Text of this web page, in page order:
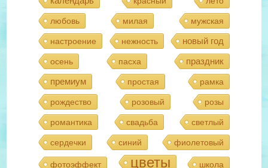
любовь милая мужская
настроение нежность новый год
осень пасха
праздник
премиум
простая рамка
рождество розовый розы
романтика свадьба светлый
сердечки синий фиолетовый
фотоэффект цветы школа